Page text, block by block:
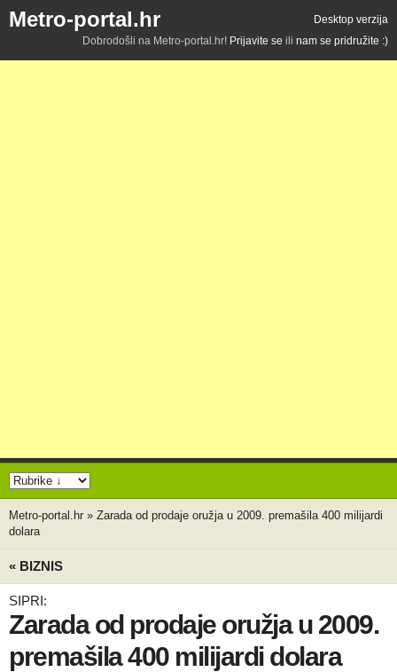
Metro-portal.hr
Desktop verzija
Dobrodošli na Metro-portal.hr! Prijavite se ili nam se pridružite :)
Metro-portal.hr » Zarada od prodaje oružja u 2009. premašila 400 milijardi
dolara
« BIZNIS
SIPRI:
Zarada od prodaje oružja u 2009.
premašila 400 milijardi dolara